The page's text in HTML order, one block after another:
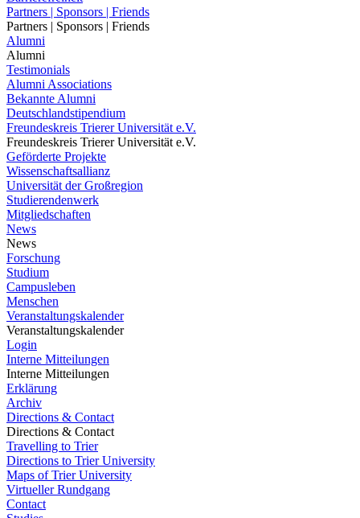
Partners | Sponsors | Friends
Partners | Sponsors | Friends
Alumni
Alumni
Testimonials
Alumni Associations
Bekannte Alumni
Deutschlandstipendium
Freundeskreis Trierer Universität e.V.
Freundeskreis Trierer Universität e.V.
Geförderte Projekte
Wissenschaftsallianz
Universität der Großregion
Studierendenwerk
Mitgliedschaften
News
News
Forschung
Studium
Campusleben
Menschen
Veranstaltungskalender
Veranstaltungskalender
Login
Interne Mitteilungen
Interne Mitteilungen
Erklärung
Archiv
Directions & Contact
Directions & Contact
Travelling to Trier
Directions to Trier University
Maps of Trier University
Virtueller Rundgang
Contact